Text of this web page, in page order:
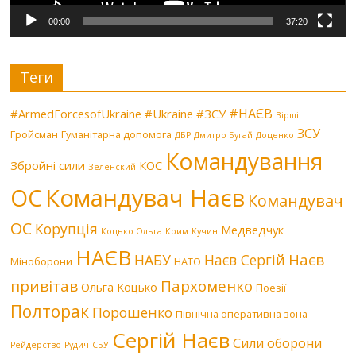
00:00 37:20
Теги
#ArmedForcesofUkraine #Ukraine #ЗСУ #НАЄВ Вірші
Гройсман Гуманітарна допомога ДБР Дмитро Бугай Доценко ЗСУ
Збройні сили Зеленский КОС Командування
ОС Командувач Наєв Командувач
ОС Корупція Коцько Ольга Крим Кучин Медведчук
Міноборони НАЄВ НАБУ НАТО Наєв Сергій Наєв
привітав Ольга Коцько Пархоменко Поезії
Полторак Порошенко Північна оперативна зона
Рейдерство Рудич СБУ Сергій Наєв Сили оборони